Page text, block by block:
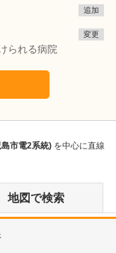
追加
られる病院
変更
市電2系統) を中心に直線
地図で検索